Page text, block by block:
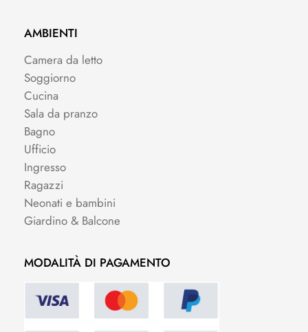
AMBIENTI
Camera da letto
Soggiorno
Cucina
Sala da pranzo
Bagno
Ufficio
Ingresso
Ragazzi
Neonati e bambini
Giardino & Balcone
MODALITÀ DI PAGAMENTO